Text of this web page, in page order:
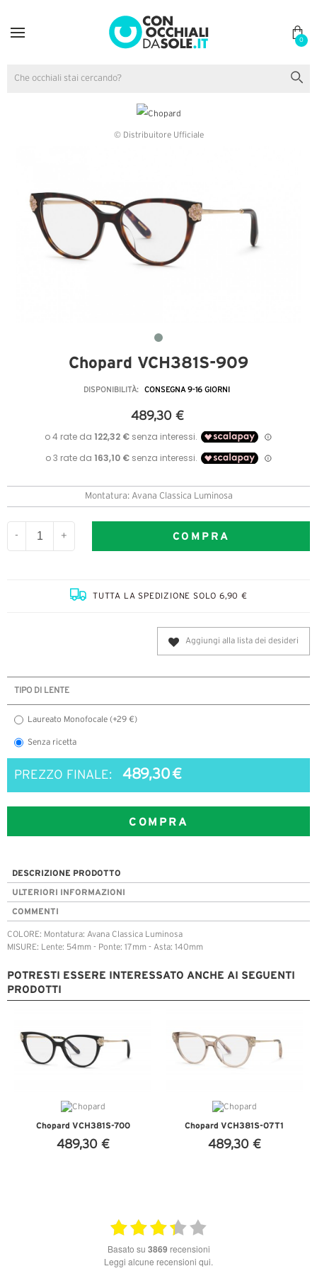
0
© Distribuitore Ufficiale
Chopard VCH381S-909
DISPONIBILITÀ: CONSEGNA 9-16 GIORNI
489,30 €
Montatura: Avana Classica Luminosa
- + COMPRA
TUTTA LA SPEDIZIONE SOLO 6,90 €
Aggiungi alla lista dei desideri
TIPO DI LENTE
Laureato Monofocale (+29 €)
Senza ricetta
PREZZO FINALE: 489,30 €
COMPRA
DESCRIZIONE PRODOTTO
ULTERIORI INFORMAZIONI
COMMENTI
COLORE: Montatura: Avana Classica Luminosa
MISURE: Lente: 54mm - Ponte: 17mm - Asta: 140mm
POTRESTI ESSERE INTERESSATO ANCHE AI SEGUENTI
PRODOTTI
Chopard VCH381S-700
489,30 €
Chopard VCH381S-07T1
489,30 €
basato su 3869 recensioni
Leggi alcune recensioni qui.